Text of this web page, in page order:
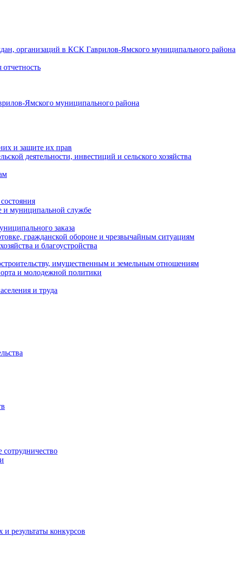
организаций в КСК Гаврилов-Ямского муниципального района
отчетность
Ямского муниципального района
и защите их прав
деятельности, инвестиций и сельского хозяйства
и муниципальной службе
заказа
гражданской обороне и чрезвычайным ситуациям
и благоустройства
имущественным и земельным отношениям
и молодежной политики
и труда
результаты конкурсов